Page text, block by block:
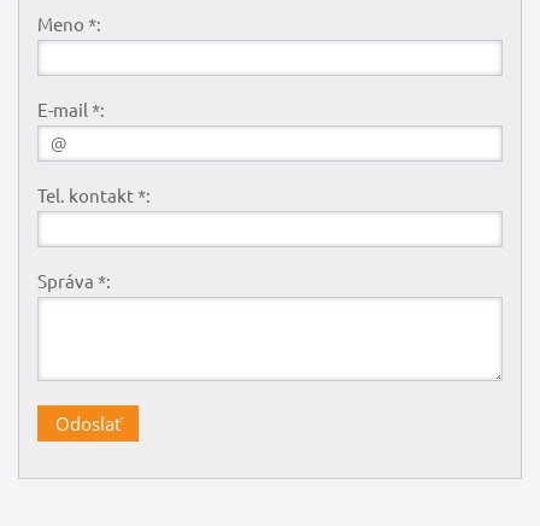
Meno *:
E-mail *:
Tel. kontakt *:
Správa *: